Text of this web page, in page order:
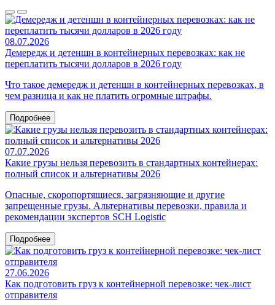
08.07.2026
Демередж и детеншн в контейнерных перевозках: как не
переплатить тысячи долларов в 2026 году
Что такое демередж и детеншн в контейнерных перевозках, в
чем разница и как не платить огромные штрафы.
Подробнее
07.07.2026
Какие грузы нельзя перевозить в стандартных контейнерах:
полный список и альтернативы 2026
Опасные, скоропортящиеся, загрязняющие и другие
запрещенные грузы. Альтернативы перевозки, правила и
рекомендации экспертов SCH Logistic
Подробнее
27.06.2026
Как подготовить груз к контейнерной перевозке: чек-лист
отправителя